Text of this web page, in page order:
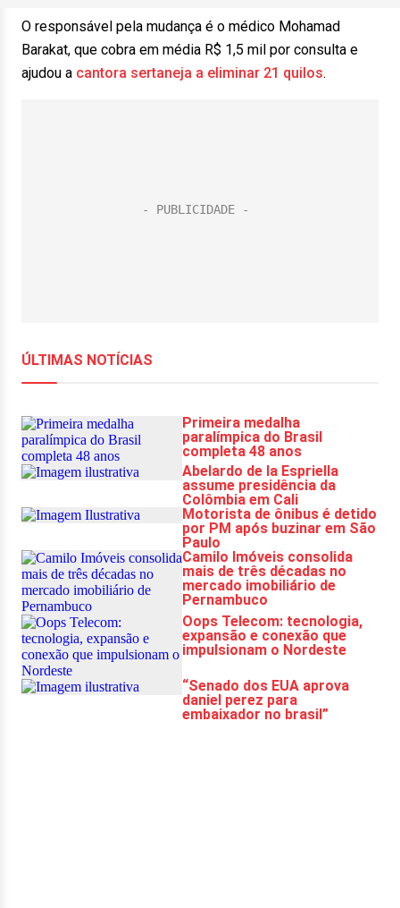
O responsável pela mudança é o médico Mohamad
Barakat, que cobra em média R$ 1,5 mil por consulta e
ajudou a cantora sertaneja a eliminar 21 quilos.